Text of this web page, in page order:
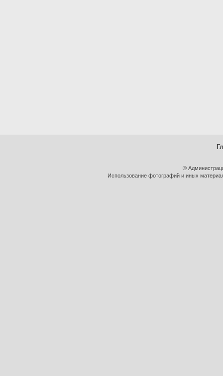
©
Использование фотографий и иных